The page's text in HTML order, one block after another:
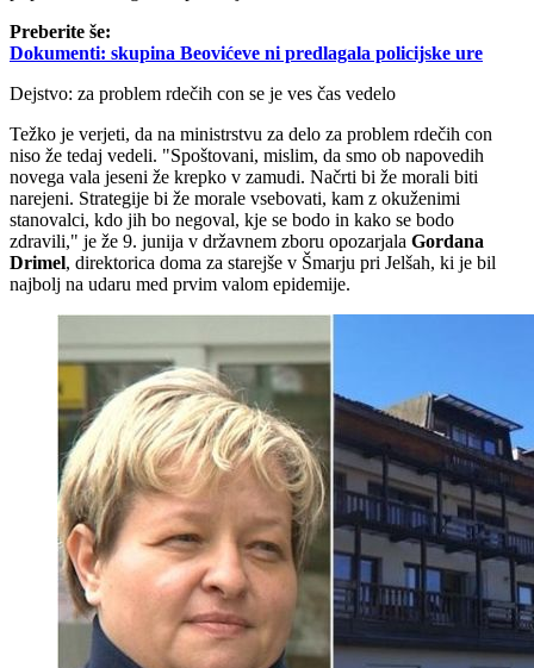
Preberite še:
Dokumenti: skupina Beovićeve ni predlagala policijske ure
Dejstvo: za problem rdečih con se je ves čas vedelo
Težko je verjeti, da na ministrstvu za delo za problem rdečih con
niso že tedaj vedeli. "Spoštovani, mislim, da smo ob napovedih
novega vala jeseni že krepko v zamudi. Načrti bi že morali biti
narejeni. Strategije bi že morale vsebovati, kam z okuženimi
stanovalci, kdo jih bo negoval, kje se bodo in kako se bodo
zdravili," je že 9. junija v državnem zboru opozarjala Gordana
Drimel, direktorica doma za starejše v Šmarju pri Jelšah, ki je bil
najbolj na udaru med prvim valom epidemije.